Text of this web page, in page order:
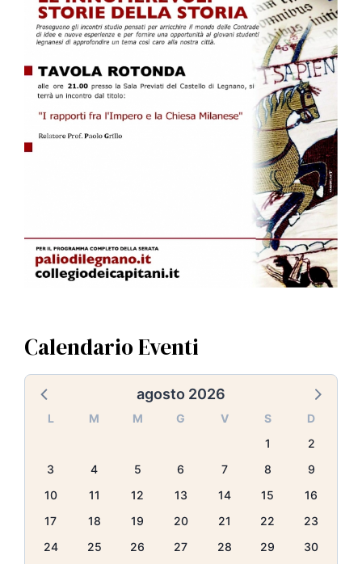
Calendario Eventi
agosto 2026
L M M G V S
D
1
2
3
4 5 6 7 8
9
10
11 12 13 14 15
16
17
18 19 20 21 22
23
24
25 26 27 28 29
30